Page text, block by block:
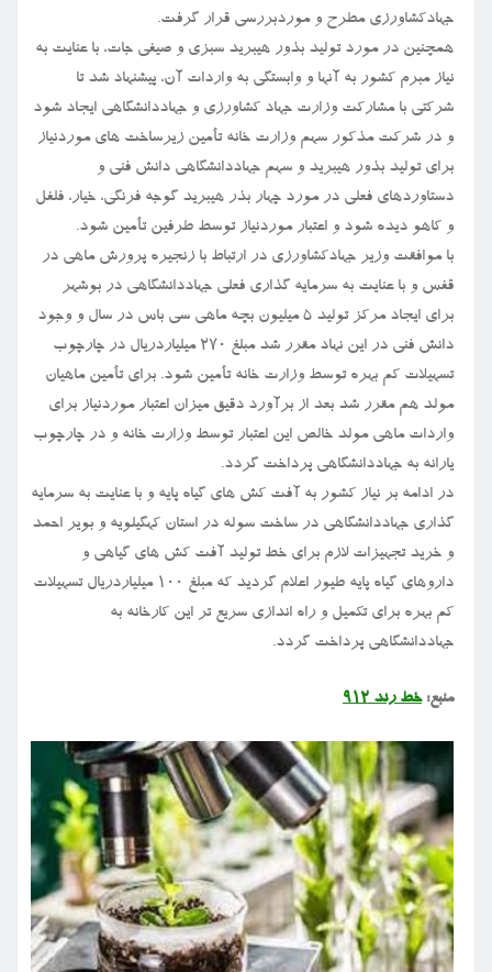
جهادکشاورزی مطرح و موردبررسی قرار گرفت.
همچنین در مورد تولید بذور هیبرید سبزی و صیفی جات، با عنایت به
نیاز مبرم کشور به آنها و وابستگی به واردات آن، پیشنهاد شد تا
شرکتی با مشارکت وزارت جهاد کشاورزی و جهاددانشگاهی ایجاد شود
و در شرکت مذکور سهم وزارت خانه تأمین زیرساخت های موردنیاز
برای تولید بذور هیبرید و سهم جهاددانشگاهی دانش فنی و
دستاوردهای فعلی در مورد چهار بذر هیبرید گوجه فرنگی، خیار، فلفل
و کاهو دیده شود و اعتبار موردنیاز توسط طرفین تأمین شود.
با موافقت وزیر جهادکشاورزی در ارتباط با زنجیره پرورش ماهی در
قفس و با عنایت به سرمایه گذاری فعلی جهاددانشگاهی در بوشهر
برای ایجاد مرکز تولید ۵ میلیون بچه ماهی سی باس در سال و وجود
دانش فنی در این نهاد مقرر شد مبلغ ۲۷۰ میلیاردریال در چارچوب
تسهیلات کم بهره توسط وزارت خانه تأمین شود. برای تأمین ماهیان
مولد هم مقرر شد بعد از برآورد دقیق میزان اعتبار موردنیاز برای
واردات ماهی مولد خالص این اعتبار توسط وزارت خانه و در چارچوب
یارانه به جهاددانشگاهی پرداخت گردد.
در ادامه بر نیاز کشور به آفت کش های گیاه پایه و با عنایت به سرمایه
گذاری جهاددانشگاهی در ساخت سوله در استان کهگیلویه و بویر احمد
و خرید تجهیزات لازم برای خط تولید آفت کش های گیاهی و
داروهای گیاه پایه طیور اعلام گردید که مبلغ ۱۰۰ میلیاردریال تسهیلات
کم بهره برای تکمیل و راه اندازی سریع تر این کارخانه به
جهاددانشگاهی پرداخت گردد.
منبع:خط رند ۹۱۲